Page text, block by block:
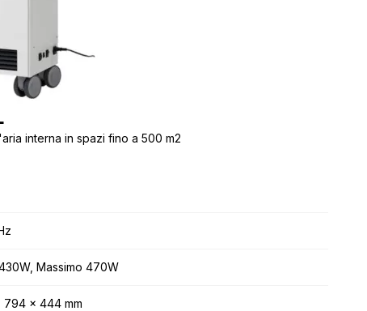
interna in spazi fino a 500 m2
Massimo 470W
794 x 444 mm